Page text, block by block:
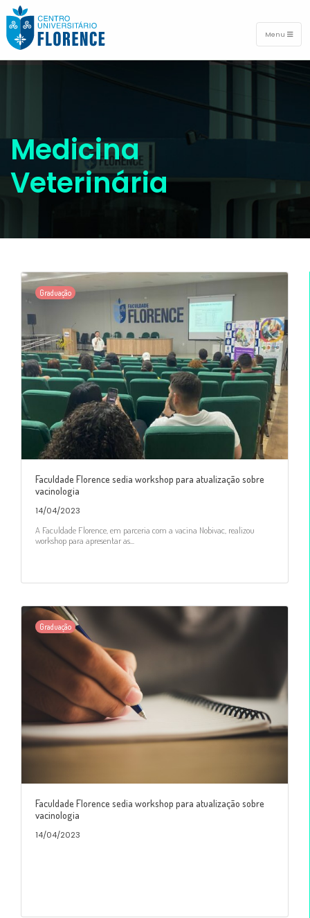
Menu
Medicina
Veterinária
Graduação
Faculdade Florence sedia workshop para atualização sobre
vacinologia
14/04/2023
A Faculdade Florence, em parceria com a vacina Nobivac, realizou
workshop para apresentar as...
Graduação
Faculdade Florence sedia workshop para atualização sobre
vacinologia
14/04/2023